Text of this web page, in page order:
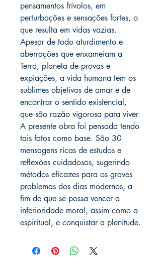
pensamentos frívolos, em
perturbações e sensações fortes, o
que resulta em vidas vazias.
Apesar de todo aturdimento e
aberrações que enxameiam a
Terra, planeta de provas e
expiações, a vida humana tem os
sublimes objetivos de amar e de
encontrar o sentido existencial,
que são razão vigorosa para viver
A presente obra foi pensada tendo
tais fatos como base. São 30
mensagens ricas de estudos e
reflexões cuidadosos, sugerindo
métodos eficazes para os graves
problemas dos dias modernos, a
fim de que se possa vencer a
inferioridade moral, assim como a
espiritual, e conquistar a plenitude.